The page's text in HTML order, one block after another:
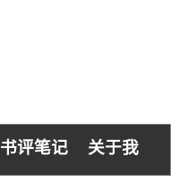
书评笔记 关于我